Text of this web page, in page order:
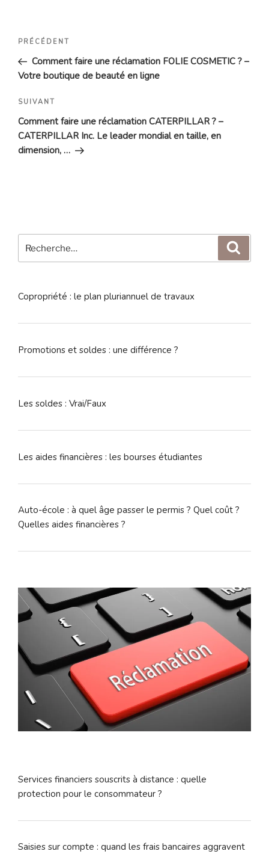
Navigation
l’article
Article
précédent
PRÉCÉDENT
Comment faire une réclamation FOLIE COSMETIC ? –
Votre boutique de beauté en ligne
Article
suivant
SUIVANT
Comment faire une réclamation CATERPILLAR ? –
CATERPILLAR Inc. Le leader mondial en taille, en
dimension, …
pour
Copropriété : le plan pluriannuel de travaux
Promotions et soldes : une différence ?
Les soldes : Vrai/Faux
Les aides financières : les bourses étudiantes
Auto-école : à quel âge passer le permis ? Quel coût ?
Quelles aides financières ?
Services financiers souscrits à distance : quelle
protection pour le consommateur ?
Saisies sur compte : quand les frais bancaires aggravent